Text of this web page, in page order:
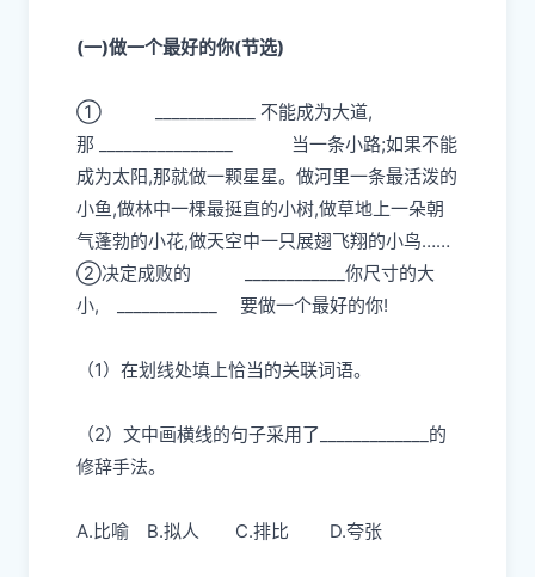
(一)做一个最好的你(节选)
①
不能成为大道,
那
当一条小路;如果不能
成为太阳,那就做一颗星星。 做河里一条最活泼的
小鱼,做林中一棵最挺直的小树,做草地上一朵朝
气蓬勃的小花,做天空中一只展翅飞翔的小鸟……
②决定成败的
____________你尺寸的大
小,
要做一个最好的你!
（1）在划线处填上恰当的关联词语。
（2）文中画横线的句子采用了_____________的
修辞手法。
A.比喻 B.拟人 C.排比 D.夸张